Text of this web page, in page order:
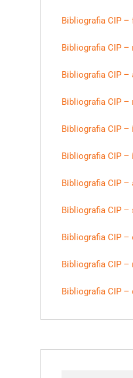
Bibliografia CIP –
Bibliografia CIP –
Bibliografia CIP –
Bibliografia CIP –
Bibliografia CIP –
Bibliografia CIP –
Bibliografia CIP –
Bibliografia CIP –
Bibliografia CIP
Bibliografia CIP –
Bibliografia CIP –